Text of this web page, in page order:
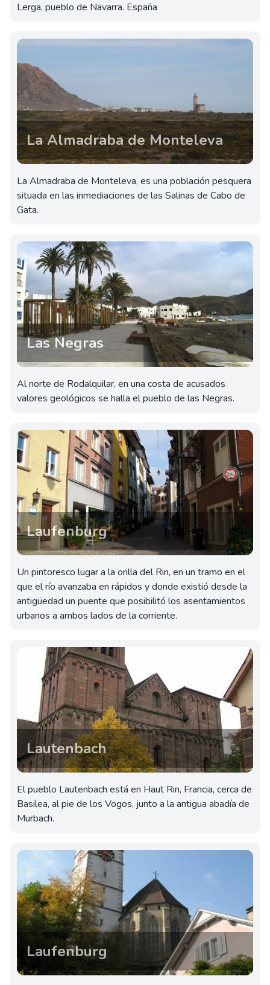
Lerga, pueblo de Navarra. España
La Almadraba de Monteleva
La Almadraba de Monteleva, es una población pesquera
situada en las inmediaciones de las Salinas de Cabo de
Gata.
Las Negras
Al norte de Rodalquilar, en una costa de acusados
valores geológicos se halla el pueblo de las Negras.
Laufenburg
Un pintoresco lugar a la orilla del Rin, en un tramo en el
que el río avanzaba en rápidos y donde existió desde la
antigüedad un puente que posibilitó los asentamientos
urbanos a ambos lados de la corriente.
Lautenbach
El pueblo Lautenbach está en Haut Rin, Francia, cerca de
Basilea, al pie de los Vogos, junto a la antigua abadía de
Murbach.
Laufenburg